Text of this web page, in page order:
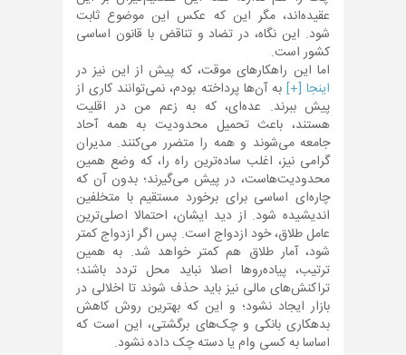
عقیده‌اند، مگر این که عکس این موضوع ثابت
شود. این نگاه، در تضاد و تناقض با قانون اساسی
کشور است.
اما این راهکارهای موقت، که پیش از این نیز در
اینجا [+] به آن‌ها پرداخته بودم، نمی‌توانند کاری از
پیش ببرند. عده‌ای، که به زعم من در اقلیت
هستند، باعث تحمیل محدودیت به همه آحاد
جامعه می‌شوند و همه را متضرر می‌کنند. مدیران
گرامی نیز، اغلب ساده‌ترین راه را، که وضع همین
محدودیت‌هاست، در پیش می‌گیرند؛ بدون آن که
چاره‌ای اساسی برای برخورد مستقیم با متخلفین
اندیشیده شود. از دید ایشان، احتمالا اصلی‌ترین
عامل طلاق، خود ازدواج است. پس اگر ازدواج کمتر
شود، آمار طلاق هم کمتر خواهد شد. به همین
ترتیب، پیاده‌روها اصلا نباید محل تردد باشند؛
تراکنش‌های مالی نیز باید حذف شوند تا اخلالی در
بازار ایجاد نشود؛ و این که بهترین روش کاهش
بدهکاری بانکی و چک‌های برگشتی، این است که
اساسا به کسی وام یا دسته چک داده نشود.